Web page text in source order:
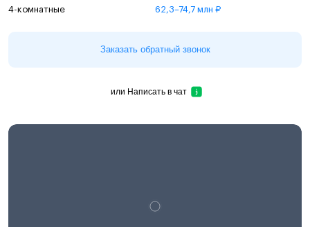
4-комнатные 62,3–74,7 млн ₽
Заказать обратный звонок
или Написать в чат